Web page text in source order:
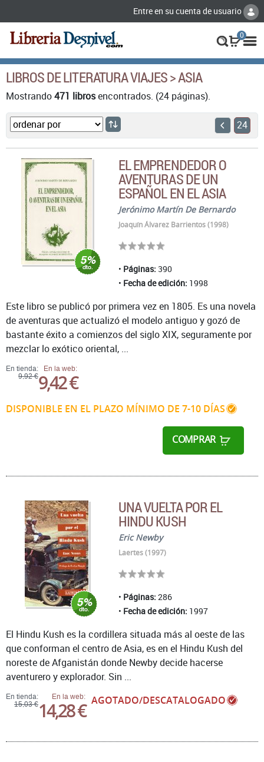
Entre en su cuenta de usuario
0
LIBROS DE LITERATURA VIAJES > ASIA
Mostrando471 librosencontrados. (24 páginas).
24
EL EMPRENDEDOR O
AVENTURAS DE UN
ESPAÑOL EN EL ASIA
Jerónimo Martín De Bernardo
Joaquín Álvarez Barrientos (1998)
Páginas: 390
Fecha de edición: 1998
En tienda:
9,92 €
En la web:
9,42 €
DISPONIBLE EN EL PLAZO MÍNIMO DE 7-10 DÍAS
COMPRAR
Este libro se publicó por primera vez en 1805. Es una novela
de aventuras que actualizó el modelo antiguo y gozó de
bastante éxito a comienzos del siglo XIX, seguramente por
mezclar lo exótico oriental, ...
UNA VUELTA POR EL
HINDU KUSH
Eric Newby
Laertes (1997)
Páginas: 286
Fecha de edición: 1997
En tienda:
15,03 €
En la web:
14,28 € AGOTADO/DESCATALOGADO
El Hindu Kush es la cordillera situada más al oeste de las
que conforman el centro de Asia, es en el Hindu Kush del
noreste de Afganistán donde Newby decide hacerse
aventurero y explorador. Sin ...